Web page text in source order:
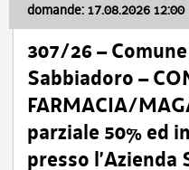
domande: 17.08.2026 12:00
307/26 –
Sabbiadoro –
FARMACIA/
parziale 50% ed
presso l’Azienda